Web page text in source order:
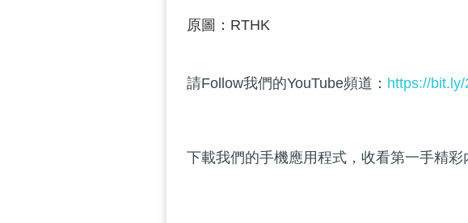
原圖：RTHK
請Follow我們的YouTube頻道： https://
下載我們的手機應用程式，收看第一手精彩